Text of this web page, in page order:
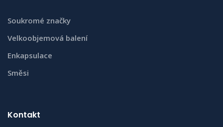
Soukromé značky
Velkoobjemová balení
Enkapsulace
Směsi
Kontakt